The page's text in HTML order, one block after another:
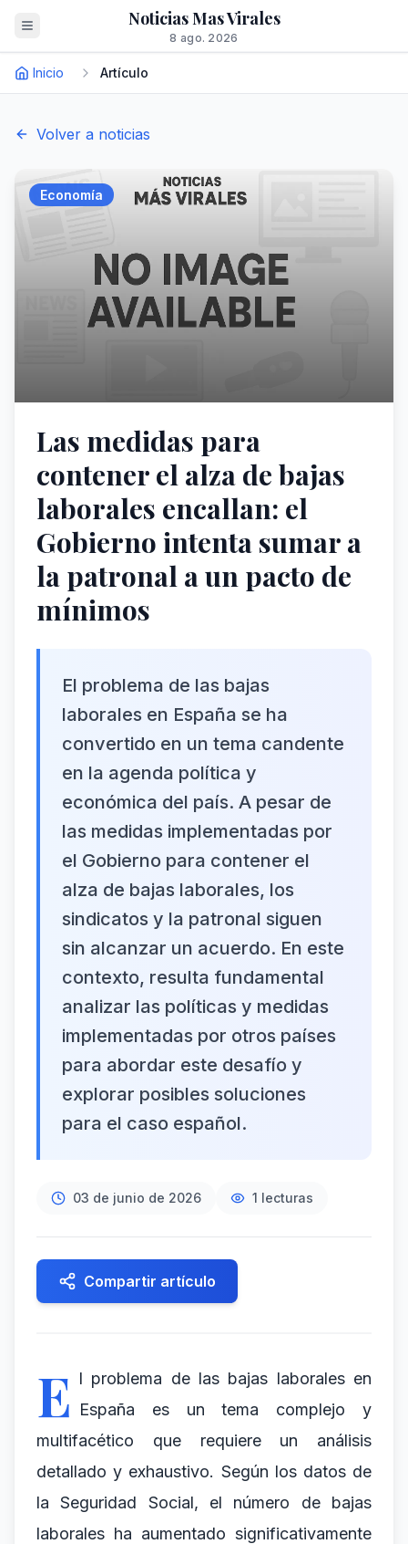
Noticias Mas Virales
8 ago. 2026
Inicio Artículo
Volver a noticias
Economía
Las medidas para
contener el alza de bajas
laborales encallan: el
Gobierno intenta sumar a
la patronal a un pacto de
mínimos
El problema de las bajas
laborales en España se ha
convertido en un tema candente
en la agenda política y
económica del país. A pesar de
las medidas implementadas por
el Gobierno para contener el
alza de bajas laborales, los
sindicatos y la patronal siguen
sin alcanzar un acuerdo. En este
contexto, resulta fundamental
analizar las políticas y medidas
implementadas por otros países
para abordar este desafío y
explorar posibles soluciones
para el caso español.
03 de junio de 2026 1 lecturas
Compartir artículo
E l problema de las bajas laborales en
España es un tema complejo y
multifacético que requiere un análisis
detallado y exhaustivo. Según los datos de
la Seguridad Social, el número de bajas
laborales ha aumentado significativamente